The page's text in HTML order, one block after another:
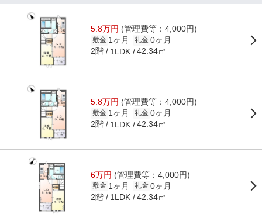
5.8万円 (管理費等：4,000円)
敷金 1ヶ月 礼金 0ヶ月
2階 1LDK 42.34㎡
5.8万円 (管理費等：4,000円)
敷金 1ヶ月 礼金 0ヶ月
2階 1LDK 42.34㎡
6万円 (管理費等：4,000円)
敷金 1ヶ月 礼金 0ヶ月
2階 1LDK 42.34㎡